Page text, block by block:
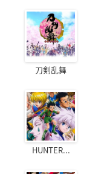
刀剣乱舞
HUNTER...